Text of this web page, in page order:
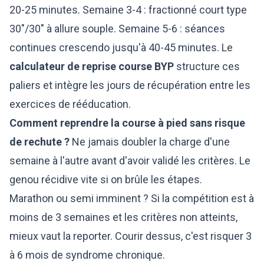
20-25 minutes. Semaine 3-4 : fractionné court type
30"/30" à allure souple. Semaine 5-6 : séances
continues crescendo jusqu'à 40-45 minutes. Le
calculateur de reprise course BYP structure ces
paliers et intègre les jours de récupération entre les
exercices de rééducation.
Comment reprendre la course à pied sans risque
de rechute ? Ne jamais doubler la charge d'une
semaine à l'autre avant d'avoir validé les critères. Le
genou récidive vite si on brûle les étapes.
Marathon ou semi imminent ? Si la compétition est à
moins de 3 semaines et les critères non atteints,
mieux vaut la reporter. Courir dessus, c'est risquer 3
à 6 mois de syndrome chronique.